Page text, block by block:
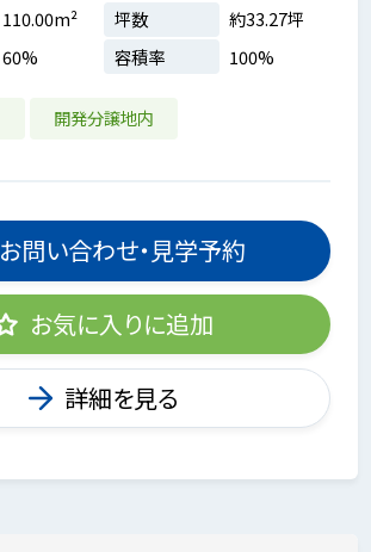
110.00m² 坪数
約33.27坪
60% 容積率 100%
開発分譲地内
お問い合わせ・見学予約
お気に入りに追加
詳細を見る